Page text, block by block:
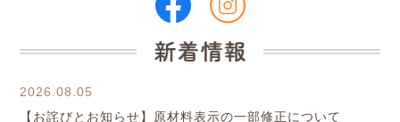
2026.08.05
【お詫びとお知らせ】原材料表示の一部修正について